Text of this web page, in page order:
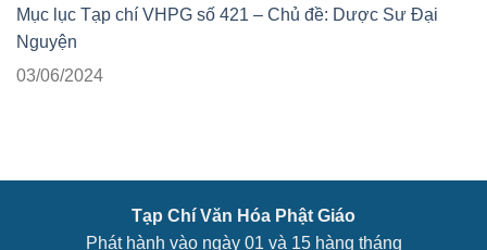
Mục lục Tạp chí VHPG số 421 – Chủ đề: Dược Sư Đại
Nguyện
03/06/2024
Tạp Chí Văn Hóa Phật Giáo
Phát hành vào ngày 01 và 15 hàng tháng